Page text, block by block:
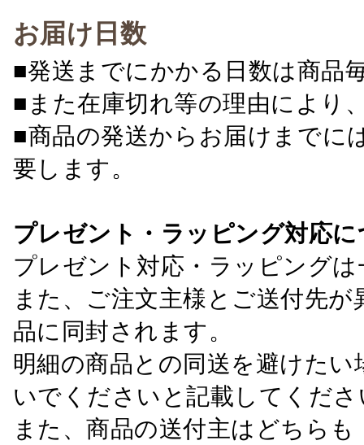
お届け日数
■発送までにかかる日数は商品
■また在庫切れ等の理由により
■商品の発送からお届けまでに
要します。
プレゼント・ラッピング対応
プレゼント対応・ラッピング
また、ご注文主様とご送付先
品に同封されます。
明細の商品との同送を避けた
いでくださいと記載してくださ
また、商品の送付主はどちら